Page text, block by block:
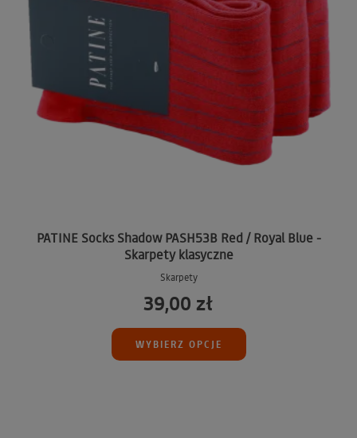
PATINE Socks Shadow PASH53B Red / Royal Blue -
Skarpety klasyczne
Skarpety
39,00 zł
WYBIERZ OPCJE